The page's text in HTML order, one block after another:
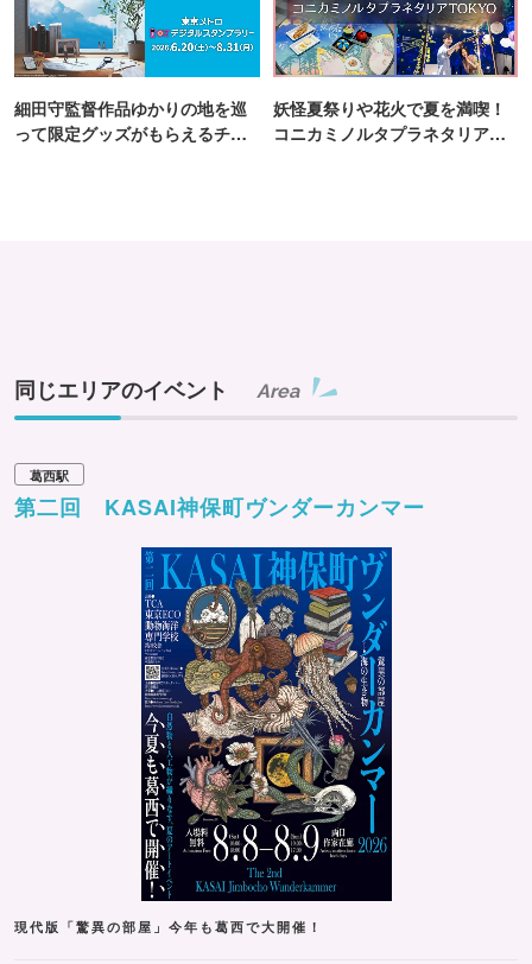
細田守監督作品ゆかりの地を巡
って限定グッズがもらえるチャ
妖怪夏祭りや花火で夏を満喫！
コニカミノルタプラネタリア
同じエリアのイベント Area
葛西駅
第二回 KASAI神保町ヴンダーカンマー
現代版「驚異の部屋」今年も葛西で大開催！